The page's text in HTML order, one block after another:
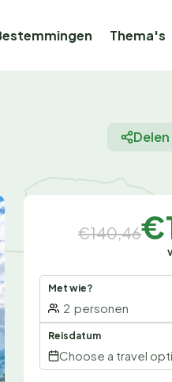
Thema's
Delen
€140,46
Met wie?
2 personen
Reisdatum
Choose a travel